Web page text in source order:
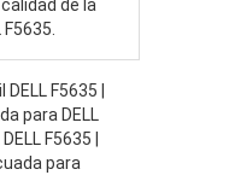
de la
F5635 |
para DELL
F5635 |
para